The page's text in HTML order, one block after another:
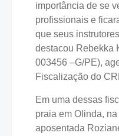
importância de se
profissionais e
que seus
destacou Rebekka
003456 –G/PE),
Fiscalização do
Em uma dessas
praia em Olinda,
aposentada